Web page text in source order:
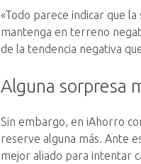
«Todo parece indicar que
mantenga en terreno
de la tendencia negativa
Alguna sorpresa
Sin embargo, en iAhorro
reserve alguna más. Ante
mejor aliado para intentar